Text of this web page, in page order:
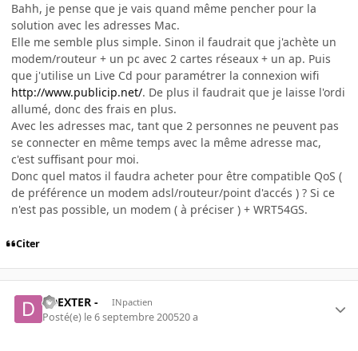
Bahh, je pense que je vais quand même pencher pour la
solution avec les adresses Mac.
Elle me semble plus simple. Sinon il faudrait que j'achète un
modem/routeur + un pc avec 2 cartes réseaux + un ap. Puis
que j'utilise un Live Cd pour paramétrer la connexion wifi
http://www.publicip.net/. De plus il faudrait que je laisse l'ordi
allumé, donc des frais en plus.
Avec les adresses mac, tant que 2 personnes ne peuvent pas
se connecter en même temps avec la même adresse mac,
c'est suffisant pour moi.
Donc quel matos il faudra acheter pour être compatible QoS (
de préférence un modem adsl/routeur/point d'accés ) ? Si ce
n'est pas possible, un modem ( à préciser ) + WRT54GS.
Citer
- DEXTER - INpactien
Posté(e) le 6 septembre 200520 a